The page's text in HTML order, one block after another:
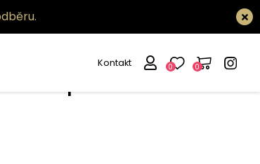
Kontakt 0 0